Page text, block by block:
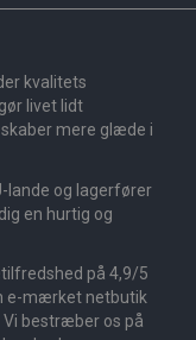
kvalitets
livet lidt
mere glæde i
lande og lagerfører
en hurtig og
på 4,9/5
e-mærket netbutik
bestræber os på